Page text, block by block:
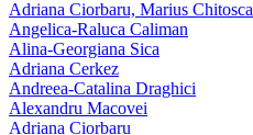
Adriana Ciorbaru, Marius Chitosca
Angelica-Raluca Caliman
Alina-Georgiana Sica
Adriana Cerkez
Andreea-Catalina Draghici
Alexandru Macovei
Adriana Ciorbaru